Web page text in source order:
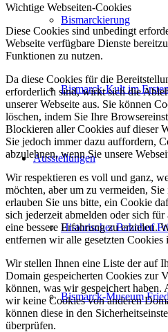
Bismarckierung
Bismarck-Kult im
Ausstellungen
Historischer Bahnhof
Bismarck-Museum
Wichtige Webseiten-Cookies
Diese Cookies sind unbedingt
Webseite verfügbare Dienste
Funktionen zu nutzen.
Da diese Cookies für die
erforderlich sind, wirkt sich die
unserer Webseite aus. Sie können
löschen, indem Sie Ihre
Blockieren aller Cookies auf dieser
Sie jedoch immer dazu auffordern,
abzulehnen, wenn Sie unsere
Wir respektieren es voll und ganz,
möchten, aber um zu vermeiden,
erlauben Sie uns bitte, ein Cookie
sich jederzeit abmelden oder sich
eine bessere Erfahrung zu erzielen.
entfernen wir alle gesetzten Cookies
Wir stellen Ihnen eine Liste der auf
Domain gespeicherten Cookies zur
können, was wir gespeichert haben.
wir keine Cookies von anderen
können diese in den
überprüfen.